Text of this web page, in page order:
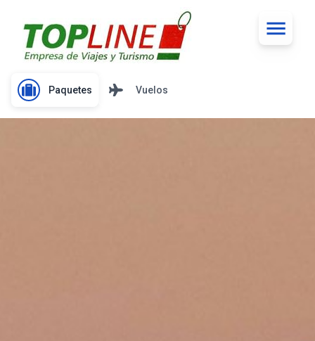
Paquetes Vuelos